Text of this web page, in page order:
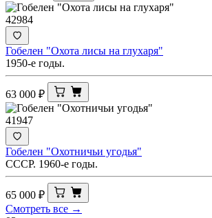
42984
Гобелен "Охота лисы на глухаря"
1950-е годы.
63 000 ₽
41947
Гобелен "Охотничьи угодья"
СССР. 1960-е годы.
65 000 ₽
Смотреть все →